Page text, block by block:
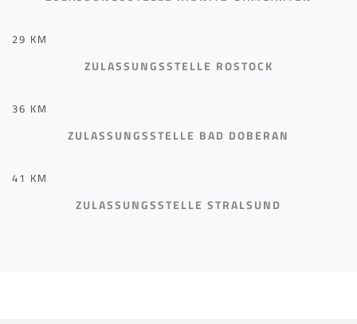
29 KM
ZULASSUNGSSTELLE ROSTOCK
36 KM
ZULASSUNGSSTELLE BAD DOBERAN
41 KM
ZULASSUNGSSTELLE STRALSUND